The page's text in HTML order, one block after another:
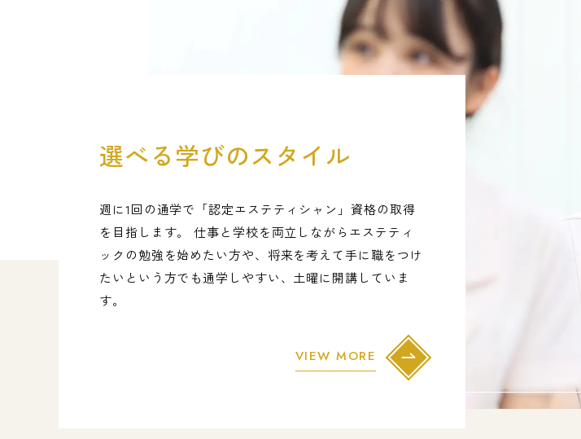
選べる学びのスタイル
週に1回の通学で「認定エステティシャン」資格の取得
を目指します。 仕事と学校を両立しながらエステティ
ックの勉強を始めたい方や、将来を考えて手に職をつけ
たいという方でも通学しやすい、土曜に開講していま
す。
VIEW MORE